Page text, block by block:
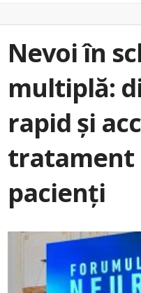
Nevoi în
multiplă:
rapid și
tratament
pacienți